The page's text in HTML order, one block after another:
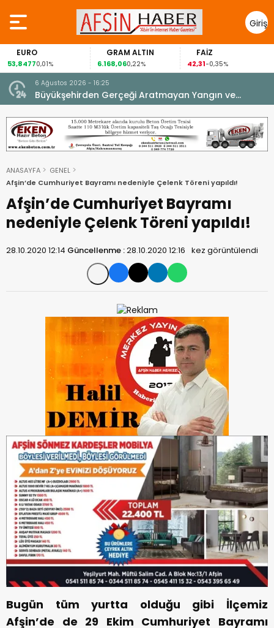
Giriş
Yap
EURO
53,84770,01%
GRAM ALTIN
6.168,060,22%
FAİZ
42,31-0,35%
6 Ağustos 2026 - 16:25
Büyükşehirden Gerçeği Aratmayan Yangın ve
Kurtarma Tatbikatı.
ANASAYFA
GENEL
Afşin’de Cumhuriyet Bayramı nedeniyle Çelenk Töreni yapıldı!
Afşin’de Cumhuriyet Bayramı
nedeniyle Çelenk Töreni yapıldı!
28.10.2020 12:14 Güncellenme :28.10.2020 12:16 kez görüntülendi
Bugün tüm yurtta olduğu gibi İlçemiz
Afşin’de de 29 Ekim Cumhuriyet Bayramı